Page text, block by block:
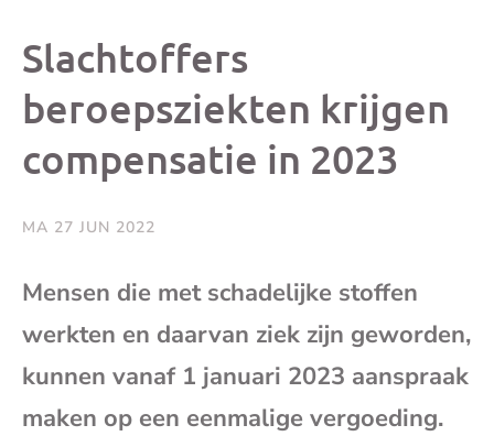
bericht
op
bericht
op
Slachtoffers
beroepsziekten krijgen
compensatie in 2023
MA 27 JUN 2022
Mensen die met schadelijke stoffen
werkten en daarvan ziek zijn geworden,
kunnen vanaf 1 januari 2023 aanspraak
maken op een eenmalige vergoeding.